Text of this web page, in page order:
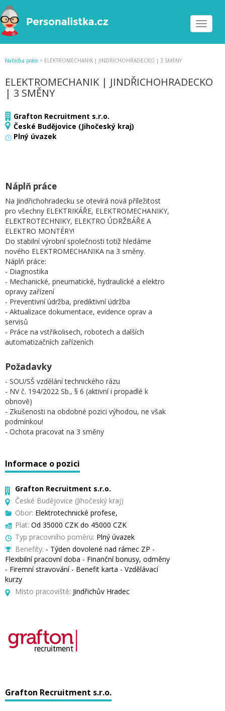
Toggle
Nabídka práce > ELEKTROMECHANIK | JINDŘICHOHRADECKO | 3 SMĚNY
ELEKTROMECHANIK | JINDŘICHOHRADECKO
| 3 SMĚNY
Grafton Recruitment s.r.o.
České Budějovice (Jihočeský kraj)
Plný úvazek
Náplň práce
Na Jindřichohradecku se otevírá nová příležitost
pro všechny ELEKTRIKÁŘE, ELEKTROMECHANIKY,
ELEKTROTECHNIKY, ELEKTRO ÚDRŽBÁŘE A
ELEKTRO MONTÉRY!
Do stabilní výrobní společnosti totiž hledáme
nového ELEKTROMECHANIKA na 3 směny.
Náplň práce:
- Diagnostika
- Mechanické, pneumatické, hydraulické a elektro
opravy zařízení
- Preventivní údržba, prediktivní údržba
- Aktualizace dokumentace, evidence oprav a
servisů
- Práce na vstřikolisech, robotech a dalších
automatizačních zařízeních
Požadavky
- SOU/SŠ vzdělání technického rázu
- NV č. 194/2022 Sb., § 6 (aktivní i propadlé k
obnově)
- Zkušenosti na obdobné pozici výhodou, ne však
podmínkou!
- Ochota pracovat na 3 směny
Informace o pozici
Grafton Recruitment s.r.o.
České Budějovice (Jihočeský kraj)
Obor: Elektrotechnické profese,
Plat: Od 35000 CZK do 45000 CZK
Typ pracovního poměru: Plný úvazek
Benefity: - Týden dovolené nad rámec ZP -
Flexibilní pracovní doba - Finanční bonusy, odměny
- Firemní stravování - Benefit karta - Vzdělávací
kurzy
Místo pracoviště: Jindřichův Hradec
Grafton Recruitment s.r.o.